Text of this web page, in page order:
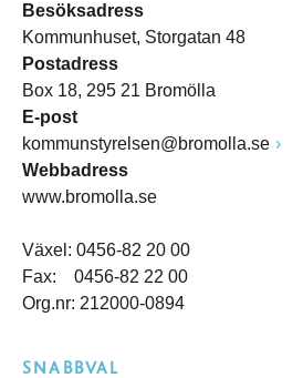
Besöksadress
Kommunhuset, Storgatan 48
Postadress
Box 18, 295 21 Bromölla
E-post
kommunstyrelsen@bromolla.se
Webbadress
www.bromolla.se
Växel: 0456-82 20 00
Fax: 0456-82 22 00
Org.nr: 212000-0894
SNABBVAL